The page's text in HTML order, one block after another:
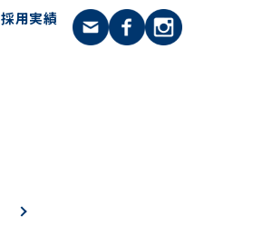
採用実績